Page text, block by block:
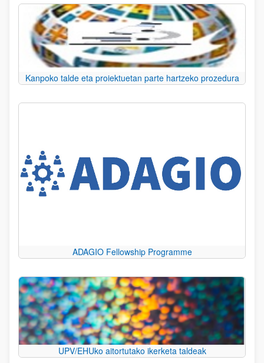
Kanpoko talde eta proiektuetan parte hartzeko prozedura
ADAGIO Fellowship Programme
UPV/EHUko aitortutako ikerketa taldeak